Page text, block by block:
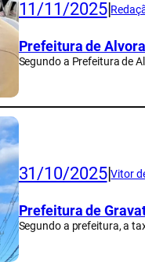
11/11/2025|
Prefeitura de
Segundo a Prefeitura de
31/10/2025|Vitor
Prefeitura de
Segundo a prefeitura, a